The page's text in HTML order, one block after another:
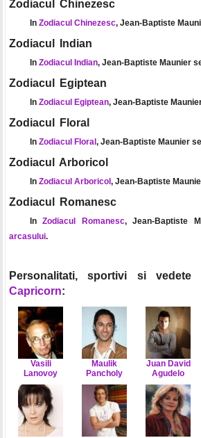
Zodiacul Chinezesc
In Zodiacul Chinezesc, Jean-Baptiste
Zodiacul Indian
In Zodiacul Indian, Jean-Baptiste Maunier
Zodiacul Egiptean
In Zodiacul Egiptean, Jean-Baptiste
Zodiacul Floral
In Zodiacul Floral , Jean-Baptiste Maunier
Zodiacul Arboricol
In Zodiacul Arboricol , Jean-Baptiste
Zodiacul Romanesc
InZodiacul Romanesc, Jean-Baptiste
arcasului.
Personalitati, sportivi si
Capricorn:
Vasili
Lanovoy
Maulik
Pancholy
Juan David
Agudelo